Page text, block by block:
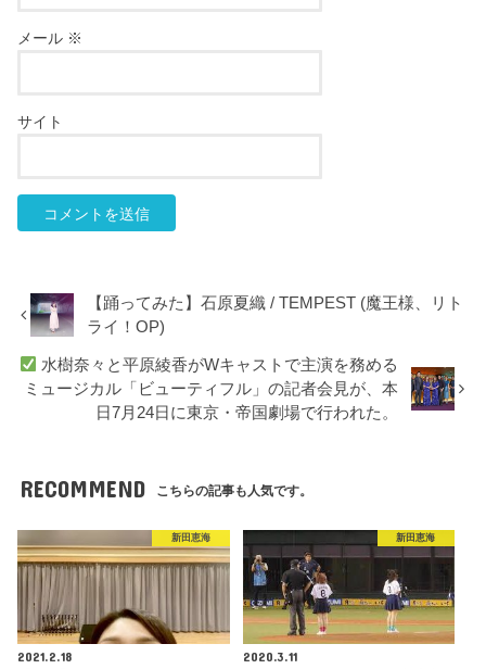
メール ※
サイト
【踊ってみた】石原夏織 / TEMPEST (魔王様、リト
ライ！OP)
水樹奈々と平原綾香がWキャストで主演を務める
ミュージカル「ビューティフル」の記者会見が、本
日7月24日に東京・帝国劇場で行われた。
RECOMMEND こちらの記事も人気です。
新田恵海
2021.2.18
新田恵海
2020.3.11